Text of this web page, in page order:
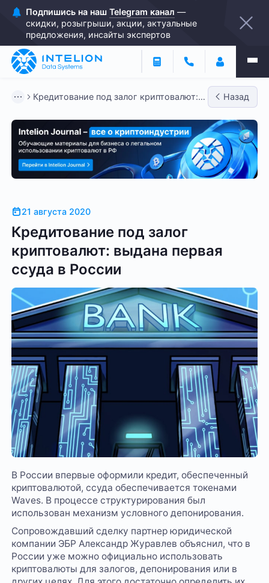
Подпишись на наш Telegram канал —
скидки, розыгрыши, акции, актуальные
предложения, инсайты экспертов
Кредитование под залог криптовалют:
Назад
21 августа 2020
Кредитование под залог
криптовалют: выдана первая
ссуда в России
В России впервые оформили кредит, обеспеченный
криптовалютой, ссуда обеспечивается токенами
Waves. В процессе структурирования был
использован механизм условного депонирования.
Сопровождавший сделку партнер юридической
компании ЭБР Александр Журавлев объяснил, что в
России уже можно официально использовать
криптовалюты для залогов, депонирования или в